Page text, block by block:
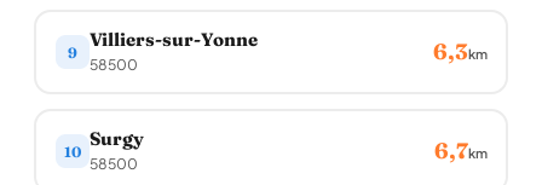
9
Villiers-sur-Yonne
58500 6,3km
10
Surgy
58500 6,7km